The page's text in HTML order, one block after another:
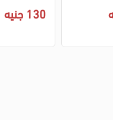
130 جنيه